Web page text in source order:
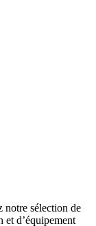
notre sélection de
et d’équipement